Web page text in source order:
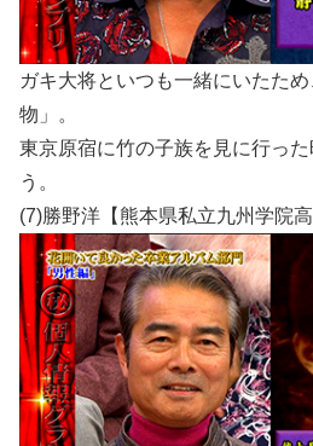
ガキ大将といつも一緒にいたた
物」。
東京原宿に竹の子族を見に行っ
う。
(7)勝野洋【熊本県私立九州学院高